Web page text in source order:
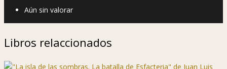
Aún sin valorar
Libros relaccionados